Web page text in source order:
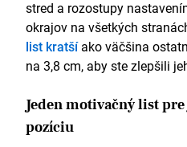
stred a rozostupy
okrajov na všetkých
list kratšíako väčšina
na 3,8 cm, aby ste zlepšili
Jeden motivačný list
pozíciu